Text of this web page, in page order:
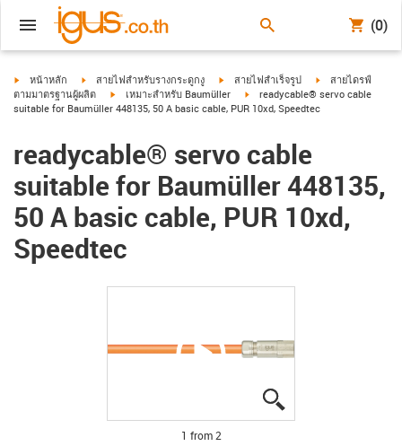
(0)
igus-icon-arrow-right
หน้าหลัก igus-icon-arrow-right
สายไฟสำหรับรางกระดูกงู igus-icon-arrow-right
สายไฟสำเร็จรูป igus-icon-arrow-
สายไดรฟ์
ตามมาตรฐานผู้ผลิต
igus-icon-arrow-right
เหมาะสำหรับ Baumüller igus-icon-arrow-right
readycable® servo cable
suitable for Baumüller 448135, 50 A basic cable, PUR 10xd, Speedtec
readycable® servo cable
suitable for Baumüller 448135,
50 A basic cable, PUR 10xd,
Speedtec
1 from 2